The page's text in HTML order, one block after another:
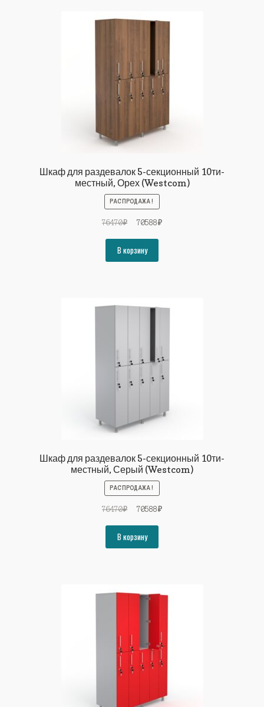
Шкаф для раздевалок 5-секционный 10ти-
местный, Орех (Westcom)
РАСПРОДАЖА!
76470₽
Первоначальная
составляла
76470₽.
70588₽Текущая
В корзину
Шкаф для раздевалок 5-секционный 10ти-
местный, Серый (Westcom)
РАСПРОДАЖА!
76470₽
Первоначальная
составляла
76470₽.
70588₽Текущая
В корзину